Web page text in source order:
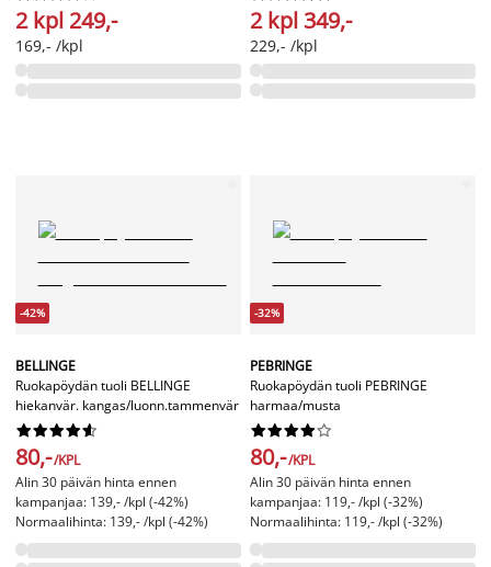
2 kpl 249,-
169,- /kpl
2 kpl 349,-
229,- /kpl
-42%
BELLINGE
Ruokapöydän tuoli BELLINGE
hiekanvär. kangas/luonn.tammenvär






80,-/KPL
Alin 30 päivän hinta ennen
kampanjaa: 139,- /kpl (-42%)
Normaalihinta: 139,- /kpl (-42%)
-32%
PEBRINGE
Ruokapöydän tuoli PEBRINGE
harmaa/musta






80,-/KPL
Alin 30 päivän hinta ennen
kampanjaa: 119,- /kpl (-32%)
Normaalihinta: 119,- /kpl (-32%)